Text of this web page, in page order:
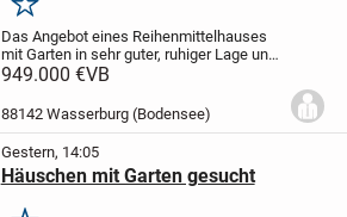
Merken
Das Angebot eines Reihenmittelhauses
mit Garten in sehr guter, ruhiger Lage und
unverbaubarer Sicht in Ostermundingen
durch die Größe das Haus für
949.000 €VB
88142 Wasserburg (Bodensee)
Gestern, 14:05
Häuschen mit Garten gesucht